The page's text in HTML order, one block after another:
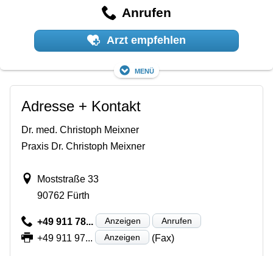
Anrufen
Arzt empfehlen
Menü
Adresse + Kontakt
Dr. med. Christoph Meixner
Praxis Dr. Christoph Meixner
Moststraße 33
90762 Fürth
+49 911 78... Anzeigen Anrufen
+49 911 97... Anzeigen (Fax)